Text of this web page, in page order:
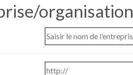
organisation